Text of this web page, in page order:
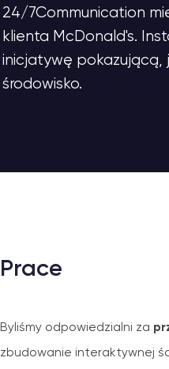
24/7Communication
klienta McDonald's.
inicjatywę pokazującą,
środowisko.
Prace
Byliśmy odpowiedzialni za
zbudowanie interaktywnej